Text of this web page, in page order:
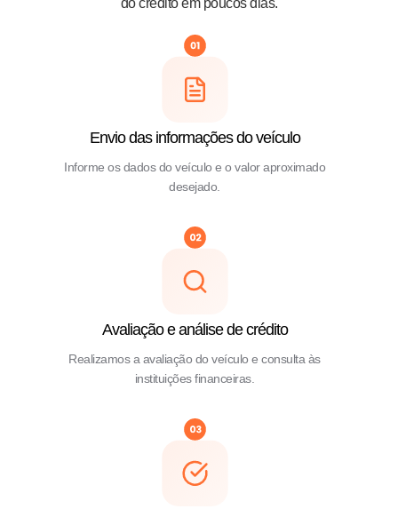
Envio das informações do veículo
Informe os dados do veículo e o valor aproximado
desejado.
Avaliação e análise de crédito
Realizamos a avaliação do veículo e consulta às
instituições financeiras.